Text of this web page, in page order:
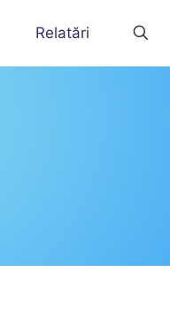
Relatări